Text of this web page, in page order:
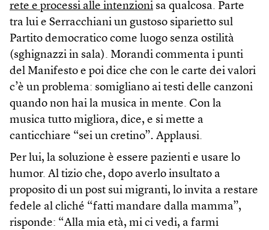
rete e processi alle intenzioni sa qualcosa. Parte
tra lui e Serracchiani un gustoso siparietto sul
Partito democratico come luogo senza ostilità
(sghignazzi in sala). Morandi commenta i punti
del Manifesto e poi dice che con le carte dei valori
c’è un problema: somigliano ai testi delle canzoni
quando non hai la musica in mente. Con la
musica tutto migliora, dice, e si mette a
canticchiare “sei un cretino”. Applausi.
Per lui, la soluzione è essere pazienti e usare lo
humor. Al tizio che, dopo averlo insultato a
proposito di un post sui migranti, lo invita a restare
fedele al cliché “fatti mandare dalla mamma”,
risponde: “Alla mia età, mi ci vedi, a farmi